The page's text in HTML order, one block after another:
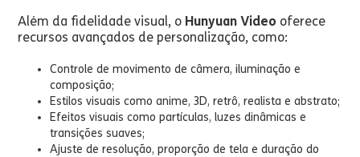
Além da fidelidade visual, o Hunyuan Video oferece
recursos avançados de personalização, como:
Controle de movimento de câmera, iluminação e
composição;
Estilos visuais como anime, 3D, retrô, realista e abstrato;
Efeitos visuais como partículas, luzes dinâmicas e
transições suaves;
Ajuste de resolução, proporção de tela e duração do